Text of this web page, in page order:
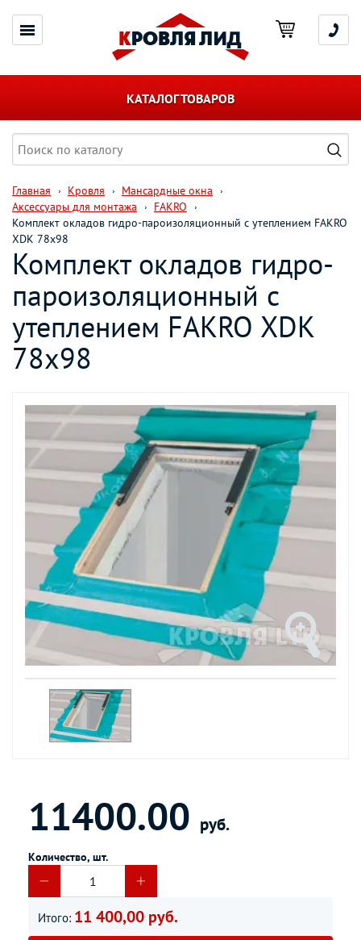
КАТАЛОГ ТОВАРОВ
Главная Кровля
Мансардные окна
Аксессуары для монтажа
FAKRO
Комплект окладов гидро-пароизоляционный c утеплением FAKRO
XDK 78х98
Комплект окладов гидро-
пароизоляционный c
утеплением FAKRO XDK
78х98
11400.00 руб.
Количество, шт.
Итого: 11 400,00 руб.